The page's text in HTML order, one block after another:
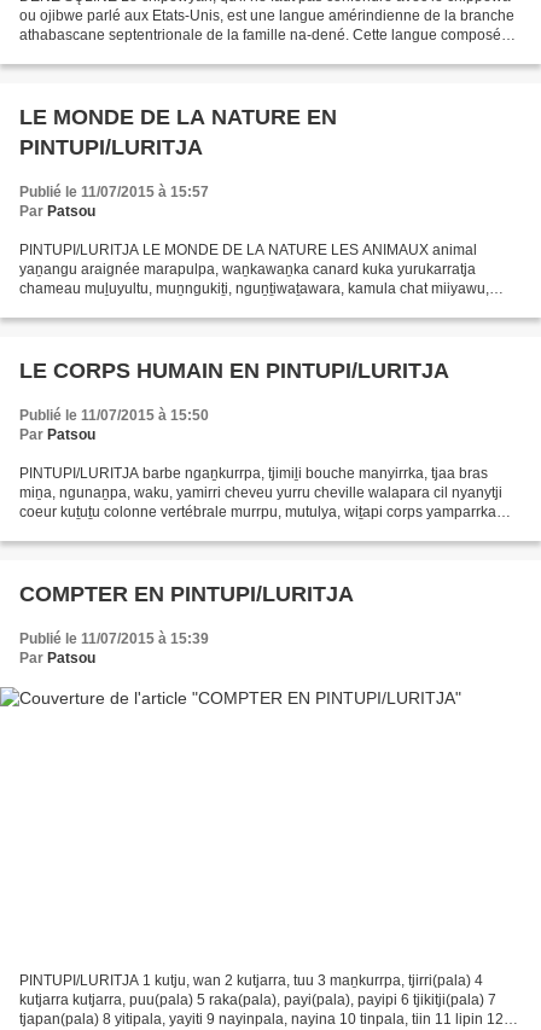
ou ojibwe parlé aux Etats-Unis, est une langue amérindienne de la branche
athabascane septentrionale de la famille na-dené. Cette langue composée
LE MONDE DE LA NATURE EN
PINTUPI/LURITJA
Publié le 11/07/2015 à 15:57
Par Patsou
PINTUPI/LURITJA LE MONDE DE LA NATURE LES ANIMAUX animal
yaṉangu araignée marapulpa, waṉkawaṉka canard kuka yurukarratja
chameau muḻuyultu, muṉngukiṯi, nguṉṯiwaṯawara, kamula chat miiyawu,
LE CORPS HUMAIN EN PINTUPI/LURITJA
Publié le 11/07/2015 à 15:50
Par Patsou
PINTUPI/LURITJA barbe ngaṉkurrpa, tjimiḻi bouche manyirrka, tjaa bras
miṉa, ngunaṉpa, waku, yamirri cheveu yurru cheville walapara cil nyanytji
coeur kuṯuṯu colonne vertébrale murrpu, mutulya, wiṯapi corps yamparrka
COMPTER EN PINTUPI/LURITJA
Publié le 11/07/2015 à 15:39
Par Patsou
PINTUPI/LURITJA 1 kutju, wan 2 kutjarra, tuu 3 maṉkurrpa, tjirri(pala) 4
kutjarra kutjarra, puu(pala) 5 raka(pala), payi(pala), payipi 6 tjikitji(pala) 7
tjapan(pala) 8 yitipala, yayiti 9 nayinpala, nayina 10 tinpala, tiin 11 lipin 12